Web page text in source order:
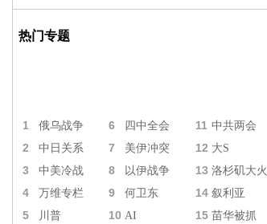
热门专题
1 俄乌战争 6 四中全会 11 中共两会
2 中日关系 7 美伊冲突 12 大S
3 中美冷战 8 以伊战争 13 洛杉矶大火
4 万维专栏 9 何卫东 14 叙利亚
5 川普 10 AI 15 苗华被抓